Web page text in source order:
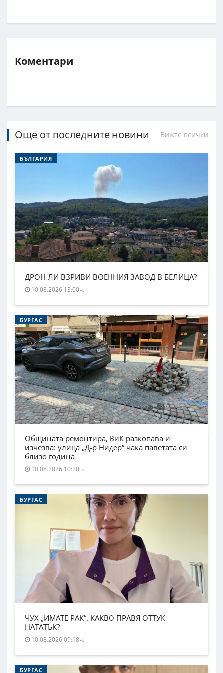
Коментари
Още от последните новини Вижте всички
БЪЛГАРИЯ
ДРОН ЛИ ВЗРИВИ ВОЕННИЯ ЗАВОД В БЕЛИЦА?
10.08.2026 13:00ч.
БУРГАС
Общината ремонтира, ВиК разкопава и
изчезва: улица „Д-р Нидер“ чака паветата си
близо година
10.08.2026 10:20ч.
БУРГАС
ЧУХ „ИМАТЕ РАК“. КАКВО ПРАВЯ ОТТУК
НАТАТЪК?
10.08.2026 09:18ч.
БУРГАС